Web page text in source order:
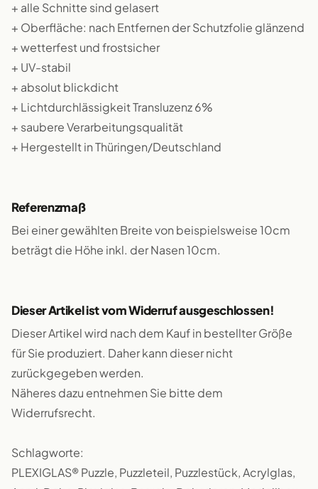
+ alle Schnitte sind gelasert
+ Oberfläche: nach Entfernen der Schutzfolie glänzend
+ wetterfest und frostsicher
+ UV-stabil
+ absolut blickdicht
+ Lichtdurchlässigkeit Transluzenz 6%
+ saubere Verarbeitungsqualität
+ Hergestellt in Thüringen/Deutschland
Referenzmaß
Bei einer gewählten Breite von beispielsweise 10cm
beträgt die Höhe inkl. der Nasen 10cm.
Dieser Artikel ist vom Widerruf ausgeschlossen!
Dieser Artikel wird nach dem Kauf in bestellter Größe
für Sie produziert. Daher kann dieser nicht
zurückgegeben werden.
Näheres dazu entnehmen Sie bitte dem
Widerrufsrecht.
Schlagworte:
PLEXIGLAS® Puzzle, Puzzleteil, Puzzlestück, Acrylglas,